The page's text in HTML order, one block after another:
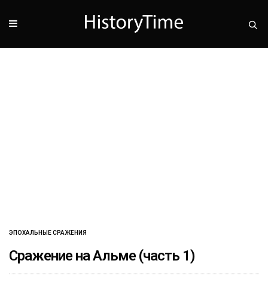
ЭПОХАЛЬНЫЕ СРАЖЕНИЯ
Сражение на Альме (часть 1)